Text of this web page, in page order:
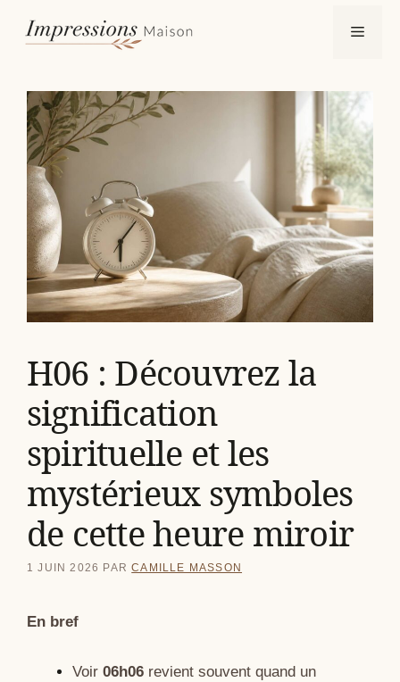
Menu
H06 : Découvrez la
signification
spirituelle et les
mystérieux symboles
de cette heure miroir
1 JUIN 2026 PARCAMILLE MASSON
En bref
Voir 06h06 revient souvent quand un